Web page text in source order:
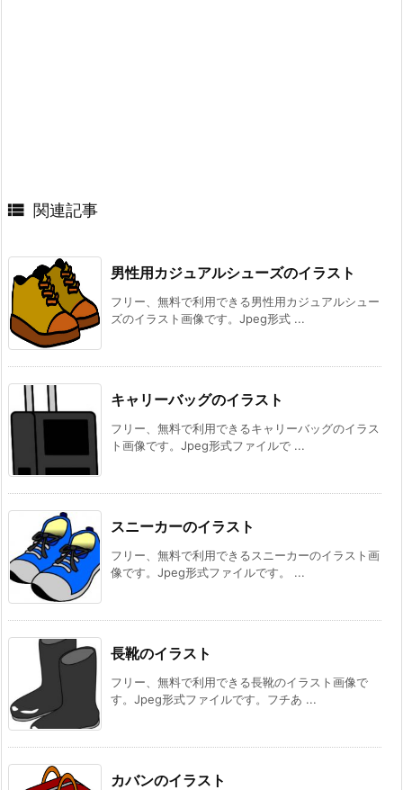
 関連記事
男性用カジュアルシューズのイラスト
フリー、無料で利用できる男性用カジュアルシュー
ズのイラスト画像です。Jpeg形式 ...
キャリーバッグのイラスト
フリー、無料で利用できるキャリーバッグのイラス
ト画像です。Jpeg形式ファイルで ...
スニーカーのイラスト
フリー、無料で利用できるスニーカーのイラスト画
像です。Jpeg形式ファイルです。 ...
長靴のイラスト
フリー、無料で利用できる長靴のイラスト画像で
す。Jpeg形式ファイルです。フチあ ...
カバンのイラスト